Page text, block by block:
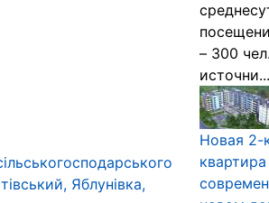
– 300
источни...
Яблунівка,
Новая 2-